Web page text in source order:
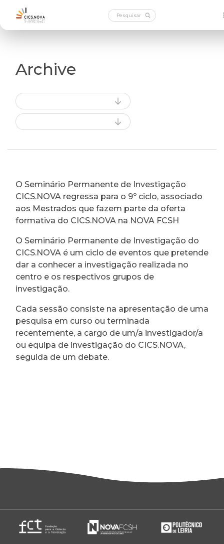
Archive
O Seminário Permanente de Investigação
CICS.NOVA regressa para o 9º ciclo, associado
aos Mestrados que fazem parte da oferta
formativa do CICS.NOVA na NOVA FCSH
O Seminário Permanente de Investigação do
CICS.NOVA é um ciclo de eventos que pretende
dar a conhecer a investigação realizada no
centro e os respectivos grupos de
investigação.
Cada sessão consiste na apresentação de uma
pesquisa em curso ou terminada
recentemente, a cargo de um/a investigador/a
ou equipa de investigação do CICS.NOVA,
seguida de um debate.